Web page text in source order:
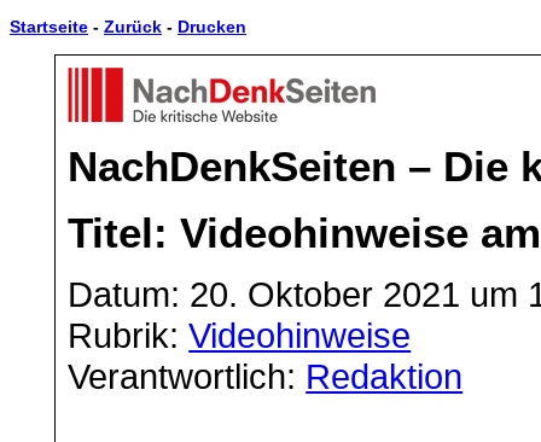
Startseite - Zurück - Drucken
NachDenkSeiten – Die
Titel: Videohinweise
Datum: 20. Oktober 2021 um
Rubrik:Videohinweise
Verantwortlich: Redaktion